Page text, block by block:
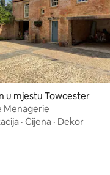
u mjestu Towcester
Menagerie
· Cijena · Dekor